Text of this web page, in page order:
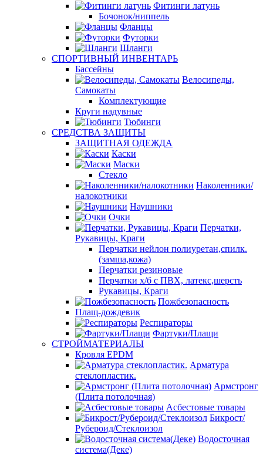
Фитинги латунь
Бочонок/ниппель
Фланцы
Футорки
Шланги
СПОРТИВНЫЙ ИНВЕНТАРЬ
Бассейны
Велосипеды,
Самокаты
Комплектующие
Круги надувные
Тюбинги
СРЕДСТВА ЗАЩИТЫ
ЗАЩИТНАЯ ОДЕЖДА
Каски
Маски
Стекло
Наколенники/
налокотники
Наушники
Очки
Перчатки,
Рукавицы, Краги
Перчатки нейлон полиуретан,спилк.
(замша,кожа)
Перчатки резиновые
Перчатки х/б с ПВХ, латекс,шерсть
Рукавицы, Краги
Пожбезопасность
Плащ-дождевик
Респираторы
Фартуки/Плащи
СТРОЙМАТЕРИАЛЫ
Кровля ЕРDM
Арматура
стеклопластик.
Армстронг
(Плита потолочная)
Асбестовые товары
Бикрост/
Рубероид/Стеклоизол
Водосточная
система(Деке)